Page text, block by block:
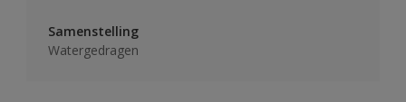
Samenstelling
Watergedragen